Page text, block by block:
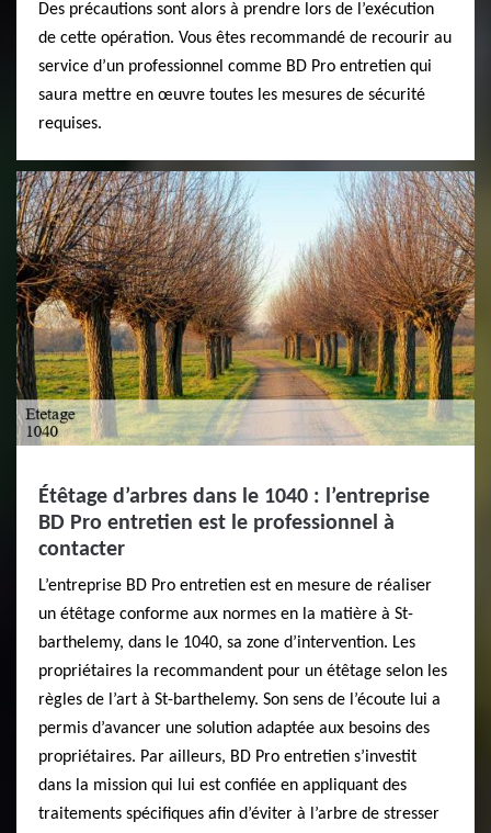
Des précautions sont alors à prendre lors de l’exécution
de cette opération. Vous êtes recommandé de recourir au
service d’un professionnel comme BD Pro entretien qui
saura mettre en œuvre toutes les mesures de sécurité
requises.
Étêtage d’arbres dans le 1040 : l’entreprise
BD Pro entretien est le professionnel à
contacter
L’entreprise BD Pro entretien est en mesure de réaliser
un étêtage conforme aux normes en la matière à St-
barthelemy, dans le 1040, sa zone d’intervention. Les
propriétaires la recommandent pour un étêtage selon les
règles de l’art à St-barthelemy. Son sens de l’écoute lui a
permis d’avancer une solution adaptée aux besoins des
propriétaires. Par ailleurs, BD Pro entretien s’investit
dans la mission qui lui est confiée en appliquant des
traitements spécifiques afin d’éviter à l’arbre de stresser